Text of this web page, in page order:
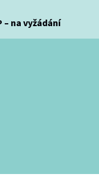
– na vyžádání